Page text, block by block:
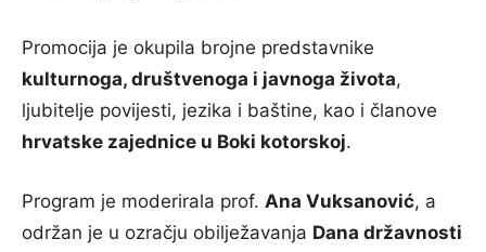
Promocija je okupila brojne predstavnike
kulturnoga, društvenoga i javnoga života,
ljubitelje povijesti, jezika i baštine, kao i članove
hrvatske zajednice u Boki kotorskoj.
Program je moderirala prof. Ana Vuksanović, a
održan je u ozračju obilježavanja Dana državnosti